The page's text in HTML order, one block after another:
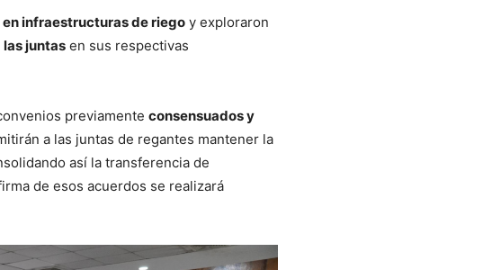
infraestructuras de riego y exploraron
las juntas en sus respectivas
previamente consensuados y
a las juntas de regantes mantener la
así la transferencia de
de esos acuerdos se realizará